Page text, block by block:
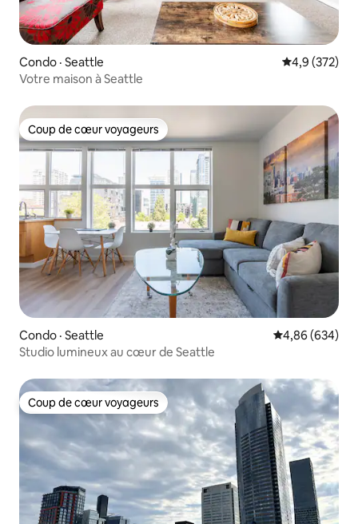
Condo · Seattle Note
4,9 (372)
Votre maison à Seattle
Coup de cœur voyageurs
Coup de cœur voyageurs
Condo · Seattle Note
4,86 (634)
Studio lumineux au cœur de Seattle
Coup de cœur voyageurs
Coup de cœur voyageurs